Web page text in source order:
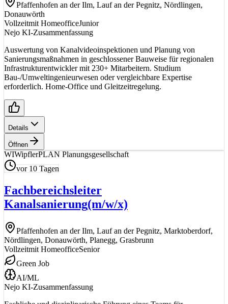
Pfaffenhofen an der Ilm, Lauf an der Pegnitz, Nördlingen,
Donauwörth
Vollzeitmit HomeofficeJunior
Nejo KI-Zusammenfassung
Auswertung von Kanalvideoinspektionen und Planung von
Sanierungsmaßnahmen in geschlossener Bauweise für regionalen
Infrastrukturentwickler mit 230+ Mitarbeitern. Studium
Bau-/Umweltingenieurwesen oder vergleichbare Expertise
erforderlich. Home-Office und Gleitzeitregelung.
Details
Öffnen
WIWipflerPLAN Planungsgesellschaft
vor 10 Tagen
Fachbereichsleiter
Kanalsanierung(m/w/x)
Pfaffenhofen an der Ilm, Lauf an der Pegnitz, Marktoberdorf,
Nördlingen, Donauwörth, Planegg, Grasbrunn
Vollzeitmit HomeofficeSenior
Green Job
AI/ML
Nejo KI-Zusammenfassung